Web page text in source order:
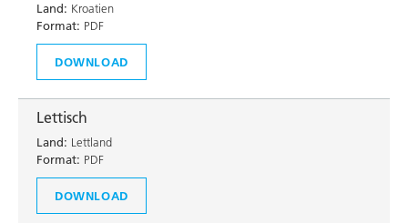
Land: Kroatien
Format: PDF
DOWNLOAD
Lettisch
Land: Lettland
Format: PDF
DOWNLOAD